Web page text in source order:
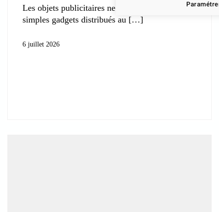
Les objets publicitaires ne se résument plus à de
simples gadgets distribués au
6 juillet 2026